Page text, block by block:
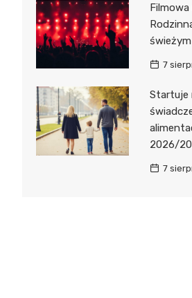
Filmowa
7
Startuje
2026/
7